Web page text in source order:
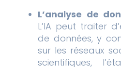
L’analyse de
L’IA peut traiter
de données, y
sur les réseaux
scientifiques,